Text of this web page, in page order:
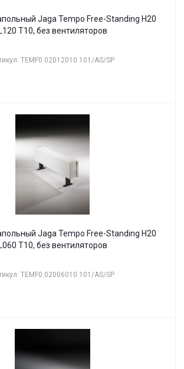
Jaga Tempo Free-Standing H20
L120 T10, без вентиляторов
TEMF0.02012010.101/AS/SP
Jaga Tempo Free-Standing H20
L060 T10, без вентиляторов
TEMF0.02006010.101/AS/SP